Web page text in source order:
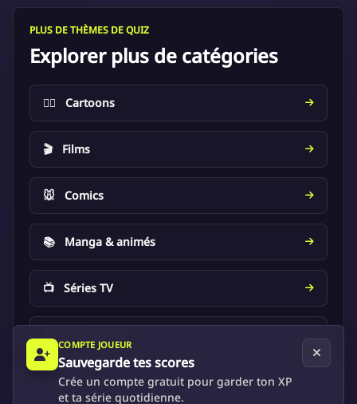
PLUS DE THÈMES DE QUIZ
Explorer plus de catégories
🦸‍♂️ Cartoons
🎬 Films
🐭 Comics
📚 Manga & animés
📺 Séries TV
COMPTE JOUEUR
Sauvegarde tes scores
Crée un compte gratuit pour garder ton XP
et ta série quotidienne.